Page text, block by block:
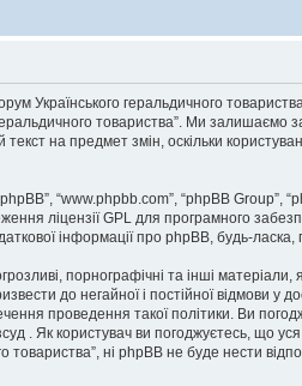
Українського геральдичного
товариства”. Ми
на предмет змін, оскільки
“www.phpbb.com”, “phpBB
ліцензії GPL для програмного
інформації про phpBB, будь-ласка,
порнографічні та інші
до негайної і постійної
проведення такої політики. Ви
. Як користувач ви погоджуєтесь, що
ні phpBB не буде нести